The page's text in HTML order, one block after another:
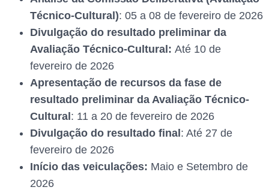
Técnico-Cultural): 05 a 08 de fevereiro de 2026
Divulgação do resultado preliminar da
Avaliação Técnico-Cultural: Até 10 de
fevereiro de 2026
Apresentação de recursos da fase de
resultado preliminar da Avaliação Técnico-
Cultural: 11 a 20 de fevereiro de 2026
Divulgação do resultado final: Até 27 de
fevereiro de 2026
Início das veiculações: Maio e Setembro de
2026